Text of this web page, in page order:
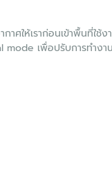
ศให้เราก่อนเข้าพื้นที่ใ
เพื่อปรับการทำงา